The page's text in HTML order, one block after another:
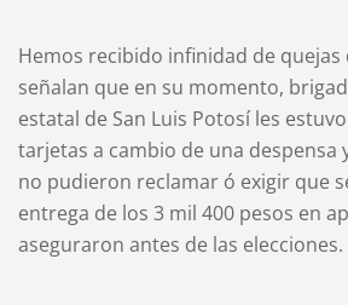
Hemos recibido infinidad de quejas
señalan que en su momento,
estatal de San Luis Potosí les
tarjetas a cambio de una despensa
no pudieron reclamar ó exigir que
entrega de los 3 mil 400 pesos en
aseguraron antes de las elecciones.